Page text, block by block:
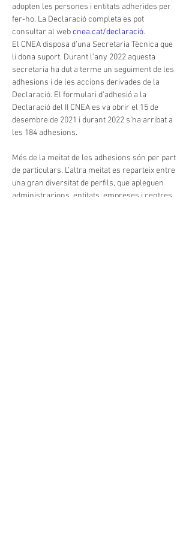
adopten les persones i entitats adherides per
fer-ho. La Declaració completa es pot
consultar al web cnea.cat/declaració.
El CNEA disposa d’una Secretaria Tècnica que
li dona suport. Durant l’any 2022 aquesta
secretaria ha dut a terme un seguiment de les
adhesions i de les accions derivades de la
Declaració. El formulari d’adhesió a la
Declaració del II CNEA es va obrir el 15 de
desembre de 2021 i durant 2022 s’ha arribat a
les 184 adhesions.
Més de la meitat de les adhesions són per part
de particulars. L’altra meitat es reparteix entre
una gran diversitat de perfils, que apleguen
administracions, entitats, empreses i centres